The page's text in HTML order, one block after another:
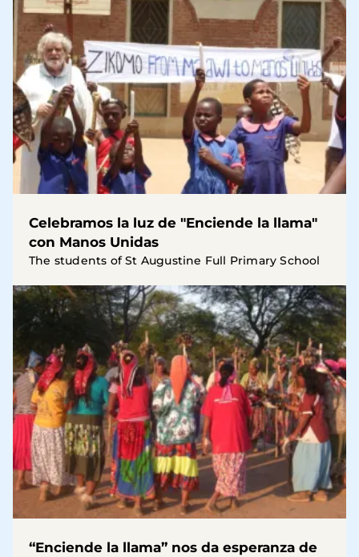
Celebramos la luz de "Enciende la llama"
con Manos Unidas
The students of St Augustine Full Primary School
“Enciende la llama” nos da esperanza de